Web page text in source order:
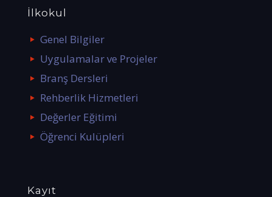
İlkokul
Genel Bilgiler
Uygulamalar ve Projeler
Branş Dersleri
Rehberlik Hizmetleri
Değerler Eğitimi
Öğrenci Kulüpleri
Kayıt